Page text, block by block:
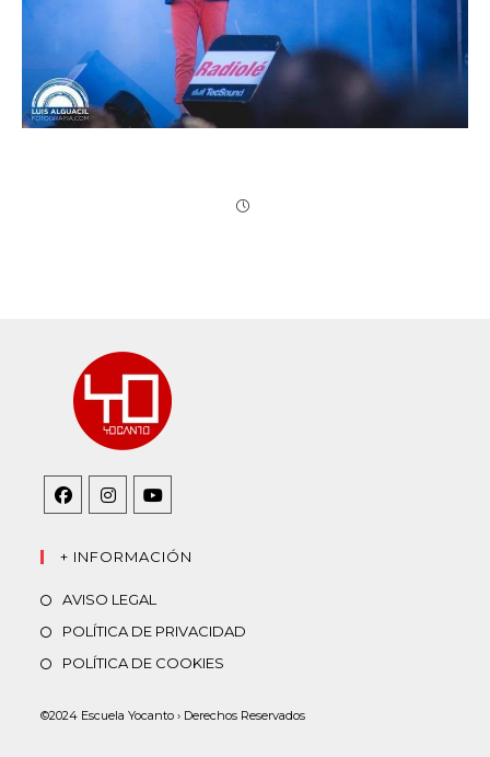
abre
una
nueva
pestaña
abre
una
nueva
pestaña
abre
una
nueva
pestaña
+ INFORMACIÓN
AVISO LEGAL
POLÍTICA DE PRIVACIDAD
POLÍTICA DE COOKIES
©2024 Escuela Yocanto › Derechos Reservados